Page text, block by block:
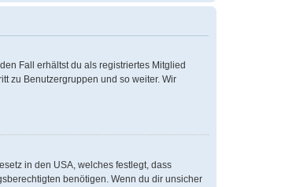
Fall erhältst du als registriertes Mitglied
zu Benutzergruppen und so weiter. Wir
in den USA, welches festlegt, dass
benötigen. Wenn du dir unsicher